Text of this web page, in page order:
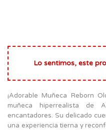
Lo sentimos, este
¡Adorable Muñeca Reborn
muñeca hiperrealista de
encantadores. Su delicado
una experiencia tierna y